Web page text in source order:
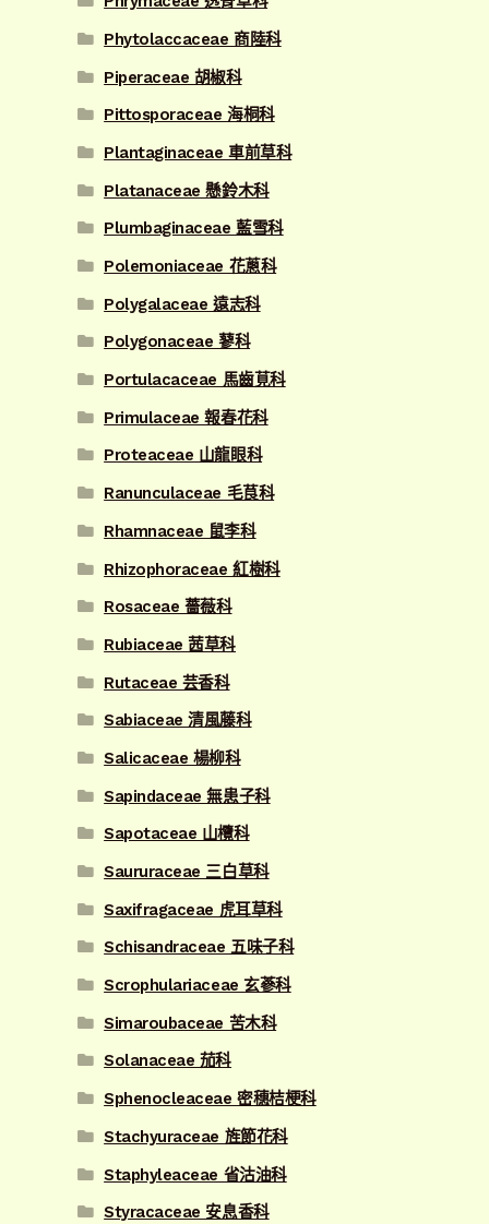
Phytolaccaceae 商陸科
Piperaceae 胡椒科
Pittosporaceae 海桐科
Plantaginaceae 車前草科
Platanaceae 懸鈴木科
Plumbaginaceae 藍雪科
Polemoniaceae 花蔥科
Polygalaceae 遠志科
Polygonaceae 蓼科
Portulacaceae 馬齒莧科
Primulaceae 報春花科
Proteaceae 山龍眼科
Ranunculaceae 毛茛科
Rhamnaceae 鼠李科
Rhizophoraceae 紅樹科
Rosaceae 薔薇科
Rubiaceae 茜草科
Rutaceae 芸香科
Sabiaceae 清風藤科
Salicaceae 楊柳科
Sapindaceae 無患子科
Sapotaceae 山欖科
Saururaceae 三白草科
Saxifragaceae 虎耳草科
Schisandraceae 五味子科
Scrophulariaceae 玄蔘科
Simaroubaceae 苦木科
Solanaceae 茄科
Sphenocleaceae 密穗桔梗科
Stachyuraceae 旌節花科
Staphyleaceae 省沽油科
Styracaceae 安息香科